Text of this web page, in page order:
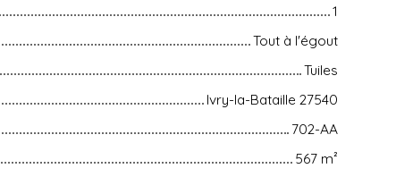
1
Tout à l'égout
Tuiles
Ivry-la-Bataille 27540
702-AA
567 m²